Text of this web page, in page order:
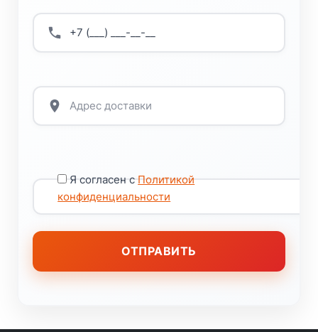
Я согласен сПолитикой
конфиденциальности